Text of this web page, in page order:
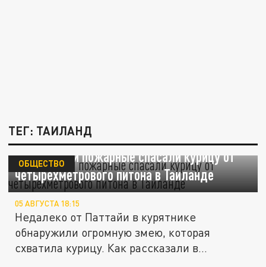
ТЕГ: ТАИЛАНД
Спасатели и пожарные спасали курицу от
четырёхметрового питона в Таиланде
ОБЩЕСТВО
05 АВГУСТА 18:15
Недалеко от Паттайи в курятнике
обнаружили огромную змею, которая
схватила курицу. Как рассказали в